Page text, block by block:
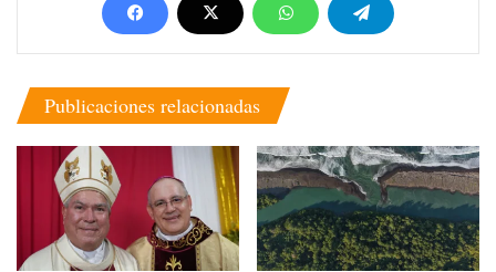
Publicaciones relacionadas